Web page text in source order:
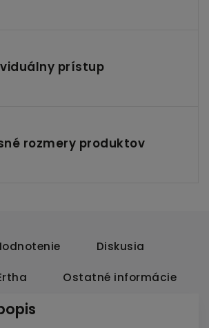
prístup
rozmery produktov
Diskusia
Ostatné informácie